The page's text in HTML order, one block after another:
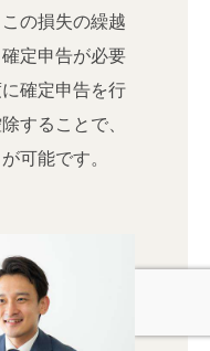
の損失の繰越
定申告が必要
確定申告を行
することで、
可能です。